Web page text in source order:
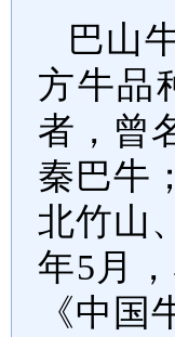
巴山
方牛品
者，曾
秦巴牛
北竹山
年5 月
《中国